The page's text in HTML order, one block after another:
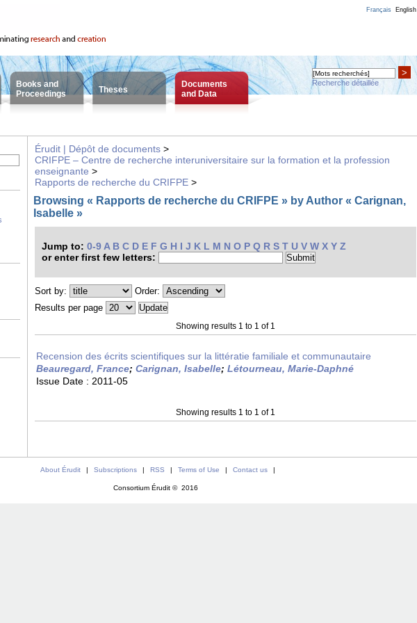
Français English
Books and
Proceedings
Theses
Documents
and Data
>
Recherche détaillée
Érudit | Dépôt de documents >
CRIFPE – Centre de recherche interuniversitaire sur la formation et la profession
enseignante >
Rapports de recherche du CRIFPE >
Browsing « Rapports de recherche du CRIFPE » by Author « Carignan,
Isabelle »
Jump to: 0-9 A B C D E F G H I J K L M N O P Q R S T U V W X Y Z
or enter first few letters:
Sort by:
Order:
Results per page
Showing results 1 to 1 of 1
Recension des écrits scientifiques sur la littératie familiale et communautaire
Beauregard, France; Carignan, Isabelle; Létourneau, Marie-Daphné
Issue Date : 2011-05
Showing results 1 to 1 of 1
About Érudit | Subscriptions | RSS | Terms of Use | Contact us |
Consortium Érudit © 2016